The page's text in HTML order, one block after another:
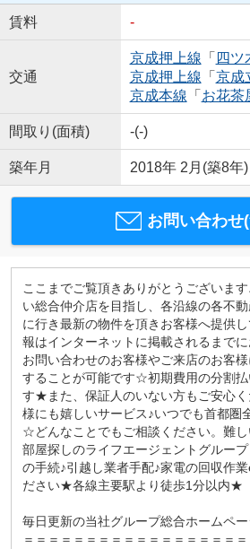
賃料 -
交通
京成押上線 「 四ツ
京成押上線 「 京成
京成本線 「 お花茶
間取り(面積) -(-)
築年月 2018年 2月(築8年)
お問い合わせ
ここまでご覧頂きありがとうございま
い総合仲介店を目指し、各沿線の各不
に行き最新の物件を頂きお客様へ提供
報はインターネットに掲載されるまでに
お問い合わせのお客様やご来店のお客
することが可能です☆初期費用の分割払
す★また、保証人のいない方もご安心
様にも嬉しいサービス♪いつでも首都圏
☆どんなことでもご相談ください。難
部屋探しのライフエージェントグルー
の手続♪引越し業者手配♪家電の回収作
ださい★各線主要駅より徒歩1分以内★
毎日更新の当社グループ総合ホームペー
＝＝＝＝＝＝＝＝＝＝＝＝＝＝＝＝＝＝